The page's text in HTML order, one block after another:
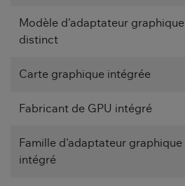
Modèle d'adaptateur graphique
distinct
Carte graphique intégrée
Fabricant de GPU intégré
Famille d'adaptateur graphique
intégré